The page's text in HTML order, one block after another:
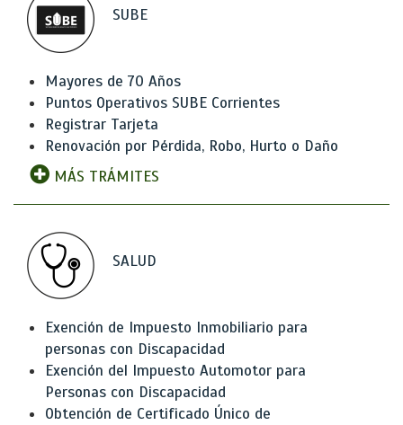
SUBE
Mayores de 70 Años
Puntos Operativos SUBE Corrientes
Registrar Tarjeta
Renovación por Pérdida, Robo, Hurto o Daño
MÁS TRÁMITES
SALUD
Exención de Impuesto Inmobiliario para
personas con Discapacidad
Exención del Impuesto Automotor para
Personas con Discapacidad
Obtención de Certificado Único de